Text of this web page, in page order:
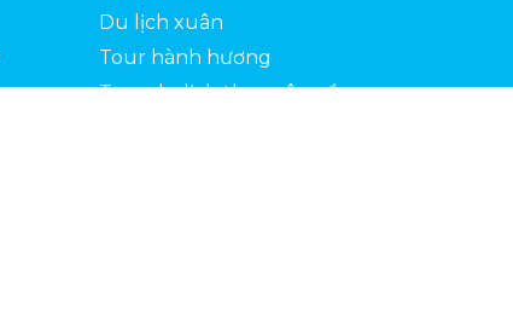
Du lịch xuân
Tour hành hương
Tour du lịch theo yêu cầu